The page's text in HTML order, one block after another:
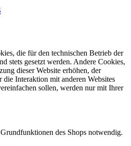
die für den technischen Betrieb der
stets gesetzt werden. Andere Cookies,
dieser Website erhöhen, der
Interaktion mit anderen Websites
sollen, werden nur mit Ihrer
des Shops notwendig.